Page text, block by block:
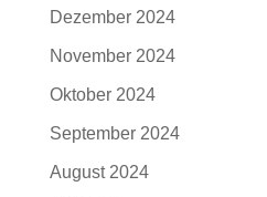
Dezember 2024
November 2024
Oktober 2024
September 2024
August 2024